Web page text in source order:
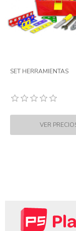
SET HERRAMIENTAS